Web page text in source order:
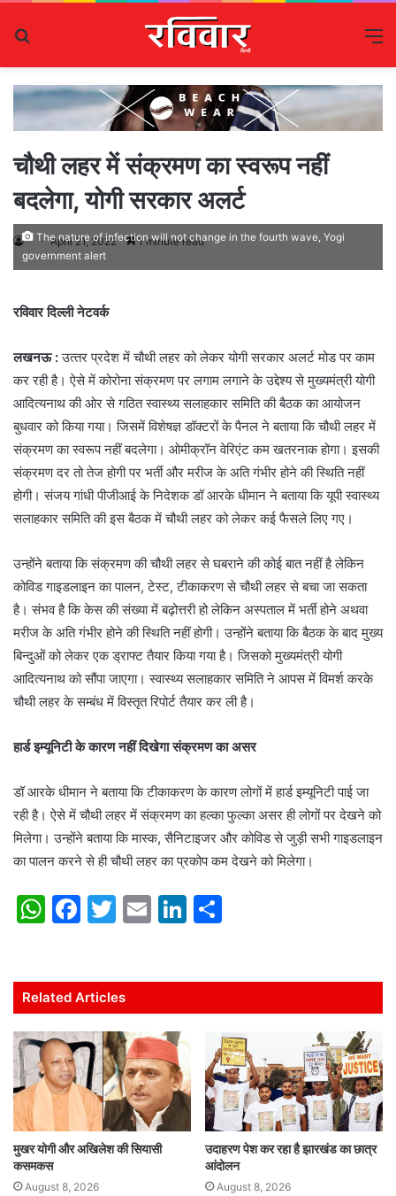
चौथी लहर में संक्रमण का स्‍वरूप नहीं
बदलेगा, योगी सरकार अलर्ट
April 21, 2022 1 minute read
The nature of infection will not change in the fourth wave, Yogi
government alert
रविवार दिल्ली नेटवर्क
लखनऊ :उत्‍तर प्रदेश में चौथी लहर को लेकर योगी सरकार अलर्ट मोड पर काम
कर रही है। ऐसे में कोरोना संक्रमण पर लगाम लगाने के उद्देश्‍य से मुख्‍यमंत्री योगी
आदित्‍यनाथ की ओर से गठित स्वास्थ्य सलाहकार समिति की बैठक का आयोजन
बुधवार को किया गया। जिसमें विशेषज्ञ डॉक्‍टरों के पैनल ने बताया कि चौथी लहर में
संक्रमण का स्‍वरूप नहीं बदलेगा। ओमीक्रॉन वेरिएंट कम खतरनाक होगा। इसकी
संक्रमण दर तो तेज होगी पर भर्ती और मरीज के अति गंभीर होने की स्थिति नहीं
होगी। संजय गांधी पीजीआई के निदेशक डॉ आरके धीमान ने बताया कि यूपी स्वास्थ्य
सलाहकार समिति की इस बैठक में चौथी लहर को लेकर कई फैसले लिए गए।
उन्‍होंने बताया कि संक्रमण की चौथी लहर से घबराने की कोई बात नहीं है लेकिन
कोविड गाइडलाइन का पालन, टेस्‍ट, टीकाकरण से चौथी लहर से बचा जा स‍कता
है। संभव है कि केस की संख्या में बढ़ोत्तरी हो लेकिन अस्पताल में भर्ती होने अथवा
मरीज के अति गंभीर होने की स्थिति नहीं होगी। उन्‍होंने बताया कि बैठक के बाद मुख्‍य
बिन्‍दुओं को लेकर एक ड्राफ्ट तैयार किया गया है। जिसको मुख्‍यमंत्री योगी
आदित्‍यनाथ को सौंपा जाएगा। स्वास्थ्य सलाहकार समिति ने आपस में विमर्श करके
चौथी लहर के सम्बंध में विस्तृत रिपोर्ट तैयार कर ली है।
हार्ड इम्‍यूनिटी के कारण नहीं दिखेगा संक्रमण का असर
डॉ आरके धीमान ने बताया कि टीकाकरण के कारण लोगों में हार्ड इम्‍यूनिटी पाई जा
रही है। ऐसे में चौथी लहर में संक्रमण का हल्‍का फुल्‍का असर ही लोगों पर देखने को
मिलेगा। उन्‍होंने बताया कि मास्‍क, सैनिटाइजर और कोविड से जुड़ी सभी गाइडलाइन
का पालन करने से ही चौथी लहर का प्रकोप कम देखने को मिलेगा।
W
s
A
p
p
F
e
b
o
o
k
T
er
E
l
Li
e
dI
n
e
Related Articles
मुखर योगी और अखिलेश की सियासी
कसमकस
August 8, 2026
उदाहरण पेश कर रहा है झारखंड का छात्र
आंदोलन
August 8, 2026